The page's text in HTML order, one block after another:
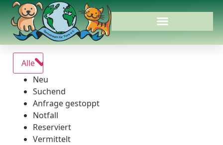
Alle
Neu
Suchend
Anfrage gestoppt
Notfall
Reserviert
Vermittelt